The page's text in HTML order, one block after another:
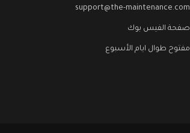
support@the-maintenance.com
صفحة الفيس بوك
مفتوح طوال ايام الأسبوع